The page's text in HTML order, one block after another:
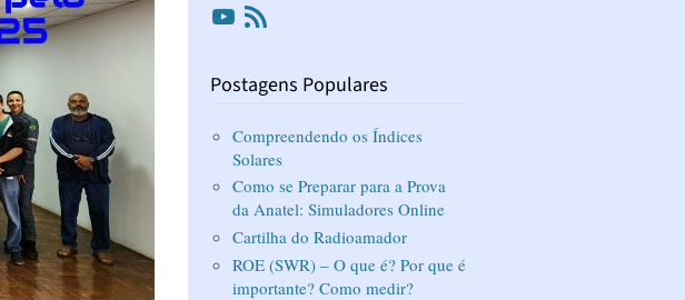
Youtube
Postagens Populares
Compreendendo os Índices
Solares
Como se Preparar para a Prova
da Anatel: Simuladores Online
Cartilha do Radioamador
ROE (SWR) – O que é? Por que é
importante? Como medir?